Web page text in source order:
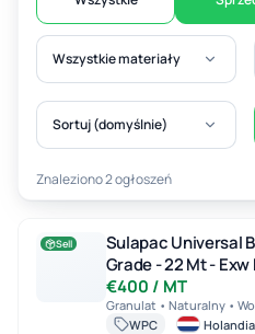
Wszystkie materiały
Sortuj (domyślnie)
Znaleziono 2 ogłoszeń
Sulapac Universal Bio
Sell
Sulapac Universal
Grade - 22 Mt -
€400 / MT
Granulat • Naturalny •
WPC
Holandia